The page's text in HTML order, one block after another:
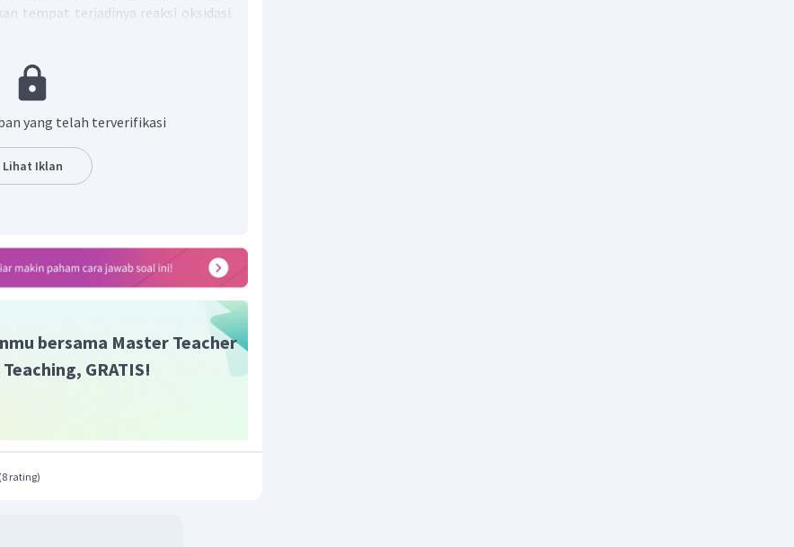
tempat terjadinya reaksi oksidasi.
daripada Cu. Maka diperoleh:
volta berdasarkan reaksi tersebut
yang telah terverifikasi
Lihat Iklan
bersama Master Teacher
GRATIS!
(8 rating)